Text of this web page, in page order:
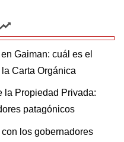
Gaiman: cuál es el
Carta Orgánica
la Propiedad Privada:
patagónicos
los gobernadores